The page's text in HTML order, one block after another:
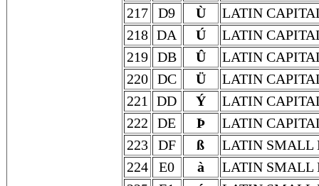
217
D9 Ù
LATIN
218 DA Ú
LATIN
219
DB Û
LATIN
220
DC Ü
LATIN
221
DD Ý
LATIN
222
DE Þ
LATIN
223
DF ß
LATIN SMALL
224
E0 à
LATIN SMALL